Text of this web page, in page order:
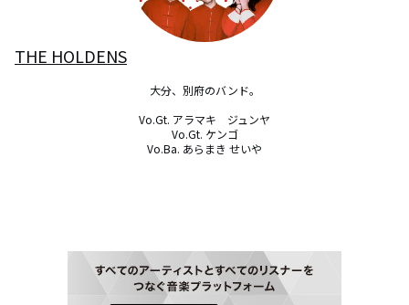
THE HOLDENS
大分、別府のバンド。
Vo.Gt. アラマキ　ジュンヤ
Vo.Gt. ケンゴ
Vo.Ba. あらまき せいや